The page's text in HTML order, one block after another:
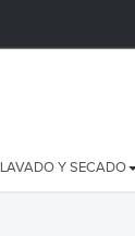
LAVADO Y SECADO